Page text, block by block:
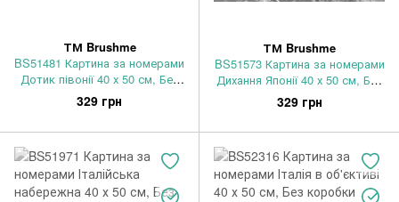
ТМ Brushme
BS51481 Картина за номерами
Дотик півонії 40 х 50 см, Без
коробки
329 грн
ТМ Brushme
BS51573 Картина за номерами
Дихання Японії 40 х 50 см, Без
коробки
329 грн